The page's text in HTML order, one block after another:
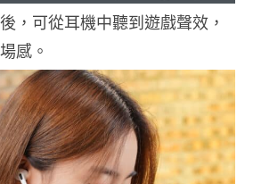
，可從耳機中聽到遊戲聲效，
感。